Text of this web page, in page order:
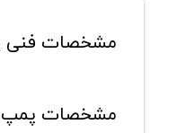
مشخصات فنی پمپ
مشخصات پمپ